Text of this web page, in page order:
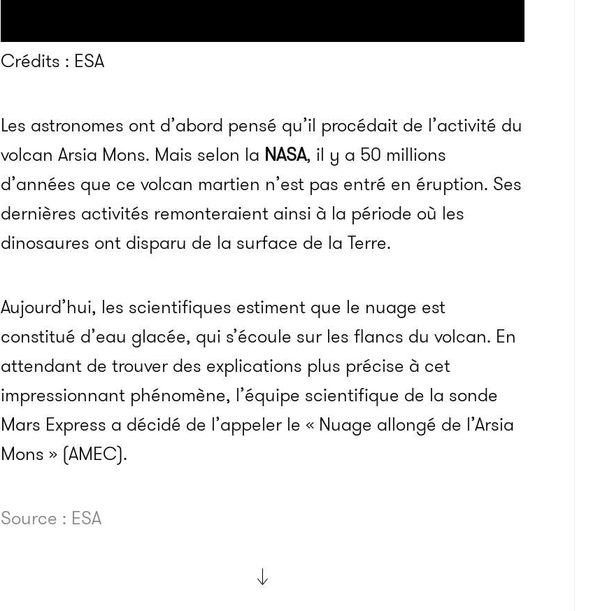
Crédits : ESA
Les astronomes ont d’abord pensé qu’il procédait de l’activité du
volcan Arsia Mons. Mais selon la NASA, il y a 50 millions
d’années que ce volcan martien n’est pas entré en éruption. Ses
dernières activités remonteraient ainsi à la période où les
dinosaures ont disparu de la surface de la Terre.
Aujourd’hui, les scientifiques estiment que le nuage est
constitué d’eau glacée, qui s’écoule sur les flancs du volcan. En
attendant de trouver des explications plus précise à cet
impressionnant phénomène, l’équipe scientifique de la sonde
Mars Express a décidé de l’appeler le « Nuage allongé de l’Arsia
Mons » (AMEC).
Source : ESA